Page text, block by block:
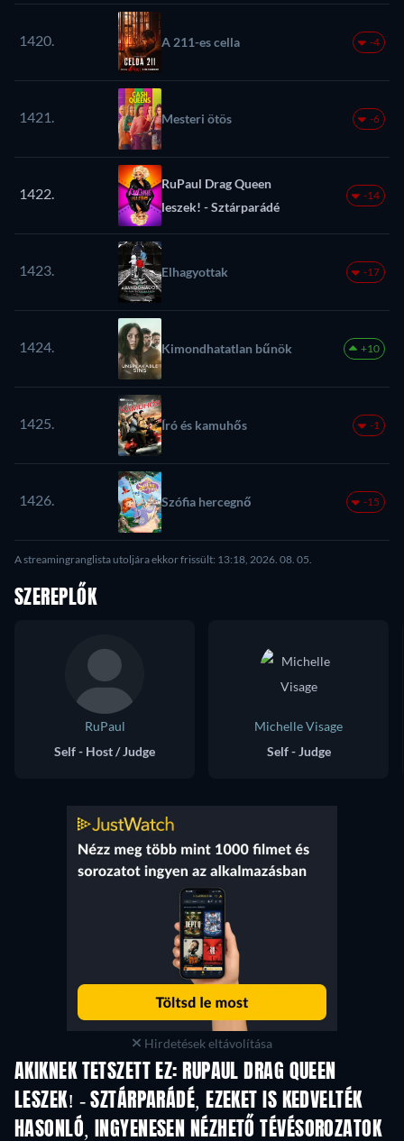
1420. A 211-es cella -4
1421. Mesteri ötös -6
1422.
RuPaul Drag Queen
leszek! - Sztárparádé
-14
1423. Elhagyottak -17
1424. Kimondhatatlan bűnök +10
1425. Író és kamuhős -1
1426. Szófia hercegnő -15
A streamingranglista utoljára ekkor frissült: 13:18, 2026. 08. 05.
SZEREPLŐK
RuPaul
Self - Host / Judge
Michelle Visage
Self - Judge
Hirdetések eltávolítása
AKIKNEK TETSZETT EZ: RUPAUL DRAG QUEEN
LESZEK! - SZTÁRPARÁDÉ, EZEKET IS KEDVELTÉK
TV TV
HASONLÓ, INGYENESEN NÉZHETŐ TÉVÉSOROZATOK
TV TV